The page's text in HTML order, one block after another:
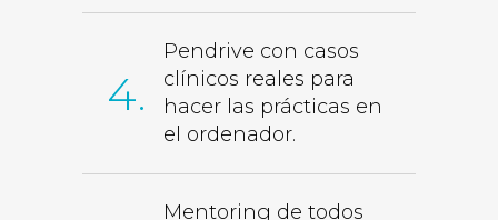
4.
Pendrive con casos
clínicos reales para
hacer las prácticas en
el ordenador.
Mentoring de todos